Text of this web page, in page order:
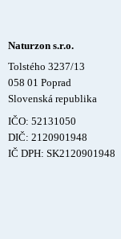
Naturzon s.r.o.
Tolstého 3237/13
058 01 Poprad
Slovenská republika
IČO: 52131050
DIČ: 2120901948
IČ DPH: SK2120901948